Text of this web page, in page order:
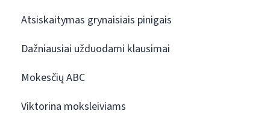
Atsiskaitymas grynaisiais pinigais
Dažniausiai užduodami klausimai
Mokesčių ABC
Viktorina moksleiviams